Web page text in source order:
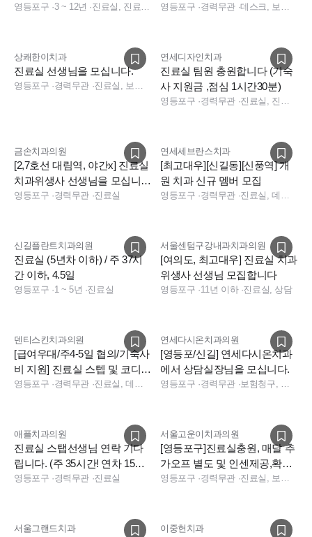
36시간,1인기숙사 원룸)
영등포구 ·3 ~ 12년 · 진료실, 진료팀장
님 구인합니다.
영등포구 ·경력무관 · 데스크, 보험청구, 상담, 실장, 진료실, 수술실, 소독실
상쾌한이치과
진료실 선생님을 모십니다.
영등포구 ·경력무관 · 진료실, 보험청구
연세디자인치과
진료실 팀원 충원합니다 (기숙
사 지원금 ,점심 1시간30분)
영등포구 ·경력무관 · 진료실, 진료팀장, 수술실, 진료실
금손치과의원
[2,7호선 대림역, 야간x] 진료실
치과위생사 선생님을 모십니
다.
영등포구 ·경력무관 ·진료실
연세세브란스치과
[최고대우][신길동][신풍역] 개
원 치과 신규 멤버 모집
영등포구 ·경력무관 · 진료실, 데스크, 수술실
신길플란트치과의원
진료실 (5년차 이하) / 주 37시
간 이하, 4.5일
영등포구 ·1 ~ 5년 ·진료실
서울센텀구강내과치과의원
[여의도, 최고대우] 진료실 치과
위생사 선생님 모집합니다
영등포구 ·11년 이하·진료실, 상담
덴티스킨치과의원
[급여우대/주4-5일 협의/기숙사
비 지원] 진료실 스텝 및 코디네
이터 충원합니다
영등포구 ·경력무관 · 진료실, 데스크
연세다시온치과의원
[영등포/신길] 연세다시온치과
에서 상담실장님을 모십니다.
영등포구 ·경력무관 · 보험청구, 상담, 실장, 데스크
애플치과의원
진료실 스탭선생님 연락 기다
립니다. (주 35시간! 연차 15
일!!)
영등포구 ·경력무관 ·진료실
서울고운이치과의원
[영등포구]진료실충원, 매달 추
가오프 별도 및 인센제공,확실
한급여
영등포구 ·경력무관 · 진료실, 보험청구
서울그랜드치과 이중헌치과